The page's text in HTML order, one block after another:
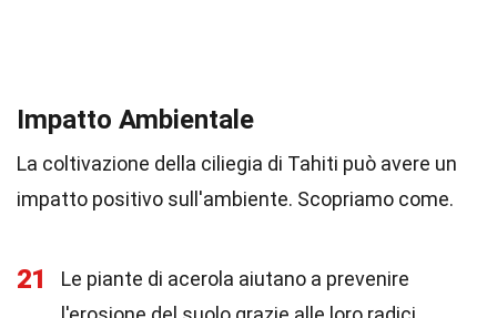
Impatto Ambientale
La coltivazione della ciliegia di Tahiti può avere un
impatto positivo sull'ambiente. Scopriamo come.
21
Le piante di acerola aiutano a prevenire